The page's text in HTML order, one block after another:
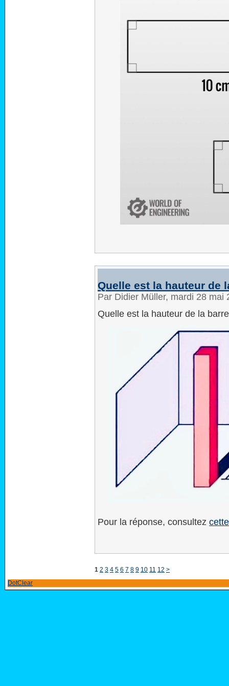
Quelle est la hauteur de
Par Didier Müller, mardi 28 mai
Quelle est la hauteur de la
Pour la réponse, consultez
1 2 3 4 5 6 7 8 9 10 11 12 >
DotClear